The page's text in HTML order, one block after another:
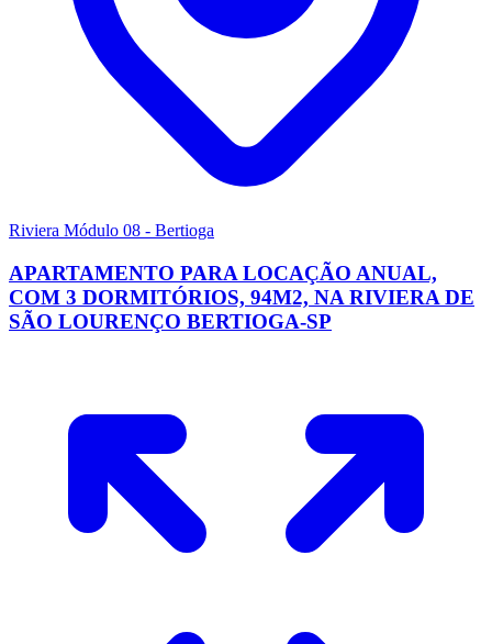
Riviera Módulo 08 - Bertioga
APARTAMENTO PARA LOCAÇÃO ANUAL,
COM 3 DORMITÓRIOS, 94M2, NA RIVIERA DE
SÃO LOURENÇO BERTIOGA-SP